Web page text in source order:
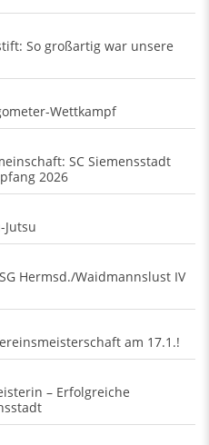
So großartig war unsere
Wettkampf
SC Siemensstadt
2026
Jutsu
Hermsd./Waidmannslust IV
am 17.1.!
– Erfolgreiche